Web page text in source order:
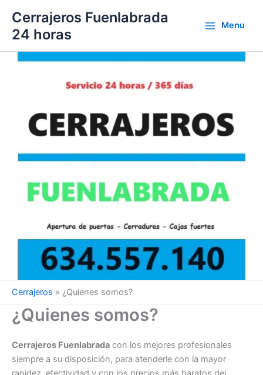
contenido
Cerrajeros Fuenlabrada
24 horas
Menu
Cerrajeros » ¿Quienes somos?
¿Quienes somos?
Cerrajeros Fuenlabrada con los mejores profesionales
siempre a su disposición, para atenderle con la mayor